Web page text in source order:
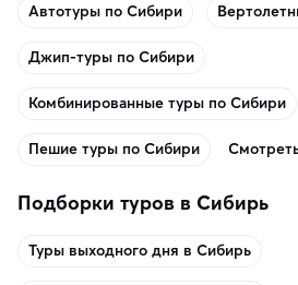
Автотуры по Сибири
Джип-туры по Сибири
Комбинированные туры по Сибири
Пешие туры по Сибири
Подборки туров в Сибирь
Туры выходного дня в Сибирь